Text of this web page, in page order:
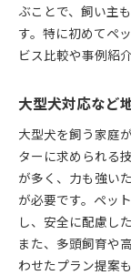
ぶことで、飼い主
す。特に初めてペ
ビス比較や事例紹
大型犬対応など
大型犬を飼う家庭
ターに求められる
が多く、力も強い
が必要です。ペッ
し、安全に配慮し
また、多頭飼育や
わせたプラン提案